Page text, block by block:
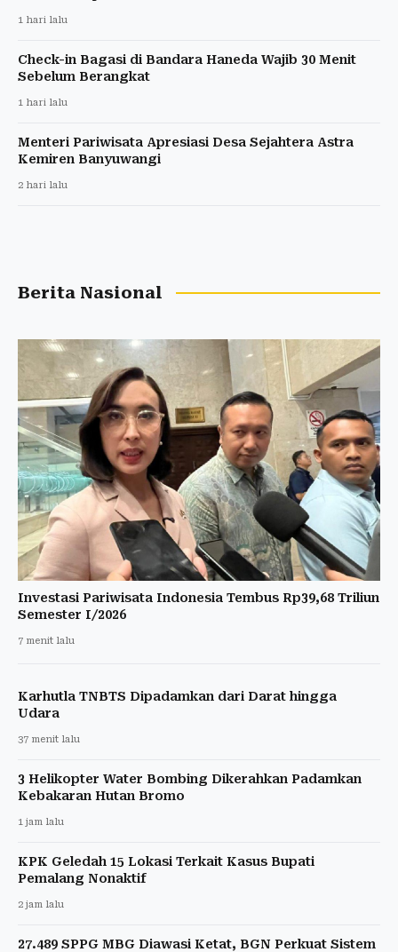
1 hari lalu
Check-in Bagasi di Bandara Haneda Wajib 30 Menit
Sebelum Berangkat
1 hari lalu
Menteri Pariwisata Apresiasi Desa Sejahtera Astra
Kemiren Banyuwangi
2 hari lalu
Berita Nasional
Investasi Pariwisata Indonesia Tembus Rp39,68 Triliun
Semester I/2026
7 menit lalu
Karhutla TNBTS Dipadamkan dari Darat hingga
Udara
37 menit lalu
3 Helikopter Water Bombing Dikerahkan Padamkan
Kebakaran Hutan Bromo
1 jam lalu
KPK Geledah 15 Lokasi Terkait Kasus Bupati
Pemalang Nonaktif
2 jam lalu
27.489 SPPG MBG Diawasi Ketat, BGN Perkuat Sistem